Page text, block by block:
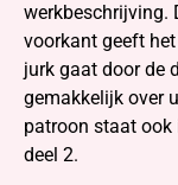
werkbeschrijving.
voorkant geeft
jurk gaat door de
gemakkelijk over
patroon staat ook
deel 2.